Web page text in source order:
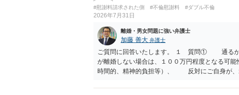
で敗訴した場合でも、分割払いになる可能性は
債権回収が図られることになりますが、 和解で
であれば、私は120万円のみ和解交渉を続ける
め、 120万円のみについて交渉を続けることがベ
#慰謝料請求された側 #不倫慰謝料 #ダブル不倫
2026年7月31日
離婚・男女問題に強い弁護士
加藤 善大 弁護士
ご質問に回答いたします。 １ 質問① 通るか
が離婚しない場合は、１００万円程度となる可
時間的、精神的負担等）、 反対にご自身が、
のが私の印象です。 ２ 質問② ご記載の内容